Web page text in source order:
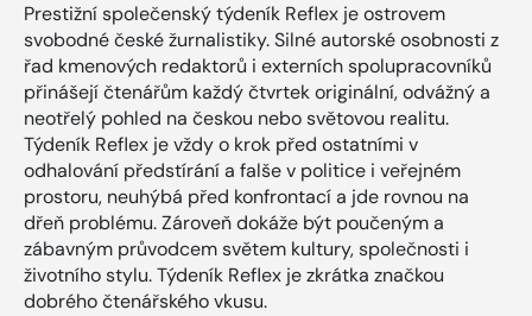
Prestižní společenský týdeník Reflex je ostrovem
svobodné české žurnalistiky. Silné autorské osobnosti z
řad kmenových redaktorů i externích spolupracovníků
přinášejí čtenářům každý čtvrtek originální, odvážný a
neotřelý pohled na českou nebo světovou realitu.
Týdeník Reflex je vždy o krok před ostatními v
odhalování předstírání a falše v politice i veřejném
prostoru, neuhýbá před konfrontací a jde rovnou na
dřeň problému. Zároveň dokáže být poučeným a
zábavným průvodcem světem kultury, společnosti i
životního stylu. Týdeník Reflex je zkrátka značkou
dobrého čtenářského vkusu.